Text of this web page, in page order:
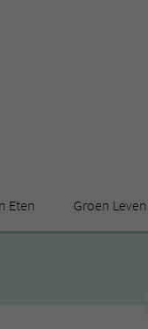
Eten Groen Leven